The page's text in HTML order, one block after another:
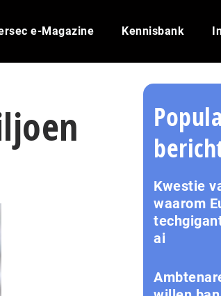
e-Magazine Kennisbank
Kwestie
waarom
ai